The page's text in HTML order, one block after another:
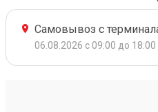
Самовывоз с
06.08.2026 с 09:00 до 18:00